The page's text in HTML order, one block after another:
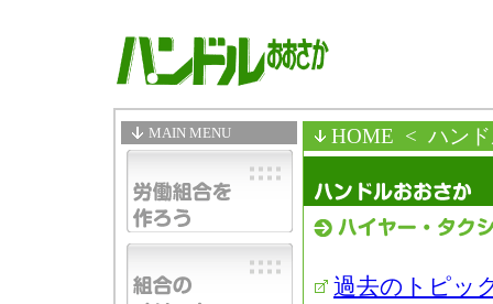
MAIN MENU HOME < ハン
過去のトピッ